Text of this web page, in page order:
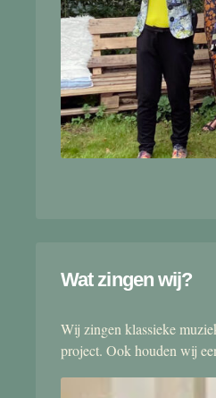
Wat zingen wij?
Wij zingen klassieke
project. Ook houden wij